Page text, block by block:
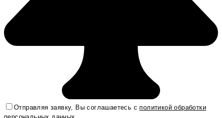
Отправляя заявку, Вы соглашаетесь сполитикой обработки